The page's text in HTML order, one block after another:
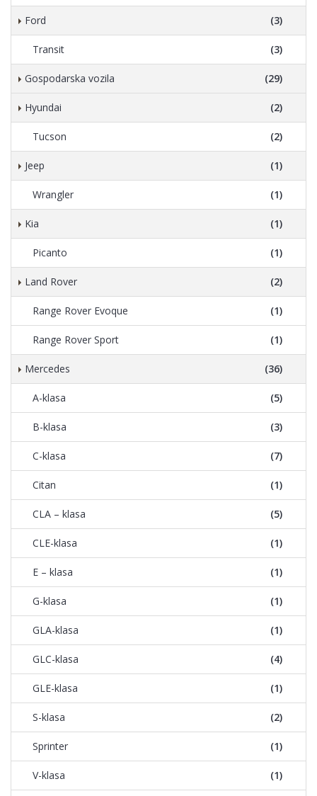
Ford (3)
Transit (3)
Gospodarska vozila (29)
Hyundai (2)
Tucson (2)
Jeep (1)
Wrangler (1)
Kia (1)
Picanto (1)
Land Rover (2)
Range Rover Evoque (1)
Range Rover Sport (1)
Mercedes (36)
A-klasa (5)
B-klasa (3)
C-klasa (7)
Citan (1)
CLA – klasa (5)
CLE-klasa (1)
E – klasa (1)
G-klasa (1)
GLA-klasa (1)
GLC-klasa (4)
GLE-klasa (1)
S-klasa (2)
Sprinter (1)
V-klasa (1)